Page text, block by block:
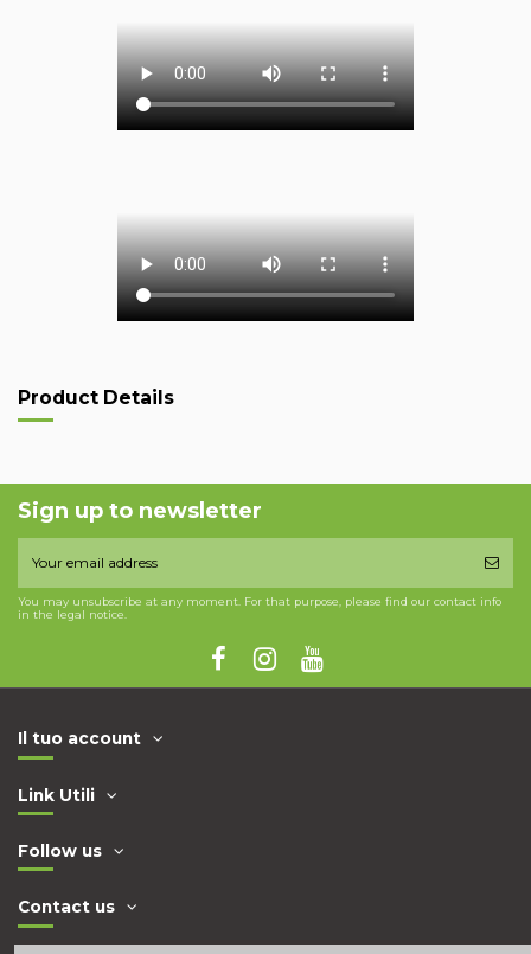
Product Details
Sign up to newsletter
You may unsubscribe at any moment. For that purpose, please find our contact info
in the legal notice.
Il tuo account
Link Utili
Follow us
Contact us